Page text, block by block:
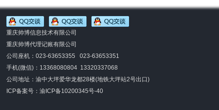
重庆帅博信息技术有限公司
重庆帅博代理记账有限公司
公司座机：023-63653355 023-63653351
手机(微信)： 13368080804 13320337068
公司地址：渝中大坪爱华龙都28楼(地铁大坪站2号出口)
ICP备案号：渝ICP备10200345号-40